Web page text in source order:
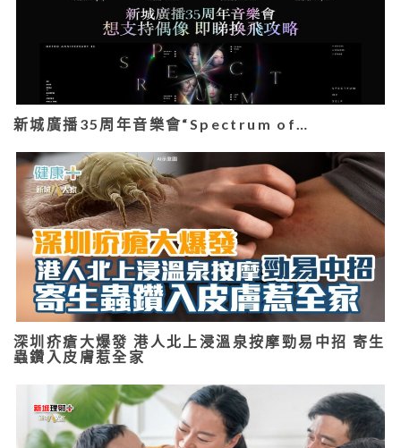
新城廣播35周年音樂會“Spectrum of…
深圳疥瘡大爆發 港人北上浸溫泉按摩勁易中招 寄生
蟲鑽入皮膚惹全家